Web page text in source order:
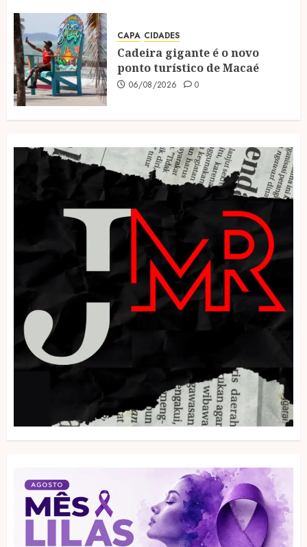
CAPA CIDADES
Cadeira gigante é o novo
ponto turístico de Macaé
06/08/2026 0